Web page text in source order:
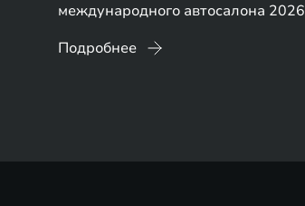
международного автосалона 2026
Подробнее